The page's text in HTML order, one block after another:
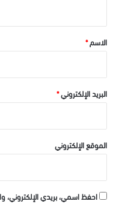
*الاسم*
البريد الإلكتروني*
الموقع الإلكتروني
احفظ اسمي، بريدي الإلكتروني،